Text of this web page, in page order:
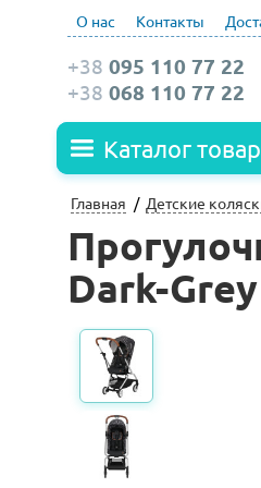
О нас Контакты
+38 095 110 77 22
+38 068 110 77 22
Каталог
Главная Детские
Dark-Grey